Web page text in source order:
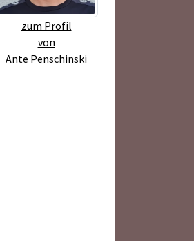
zum Profil
von
Ante Penschinski